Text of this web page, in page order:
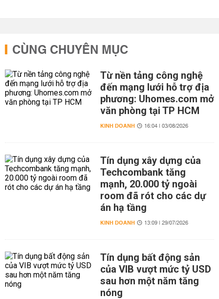
CÙNG CHUYÊN MỤC
Từ nền tảng công nghệ
đến mạng lưới hỗ trợ địa
phương: Uhomes.com mở
văn phòng tại TP HCM
KINH DOANH 16:04 | 03/08/2026
Tín dụng xây dựng của
Techcombank tăng
mạnh, 20.000 tỷ ngoài
room đã rót cho các dự
án hạ tầng
KINH DOANH 13:09 | 29/07/2026
Tín dụng bất động sản
của VIB vượt mức tỷ USD
sau hơn một năm tăng
nóng